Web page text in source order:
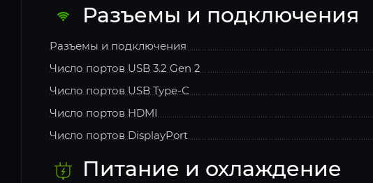
Разъемы и подключения
Разъемы и подключения
Число портов USB 3.2 Gen 2
Число портов USB Type-C
Число портов HDMI
Число портов DisplayPort
Питание и охлаждение